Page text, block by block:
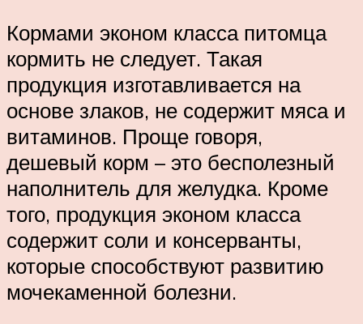
Кормами эконом класса питомца
кормить не следует. Такая
продукция изготавливается на
основе злаков, не содержит мяса и
витаминов. Проще говоря,
дешевый корм – это бесполезный
наполнитель для желудка. Кроме
того, продукция эконом класса
содержит соли и консерванты,
которые способствуют развитию
мочекаменной болезни.